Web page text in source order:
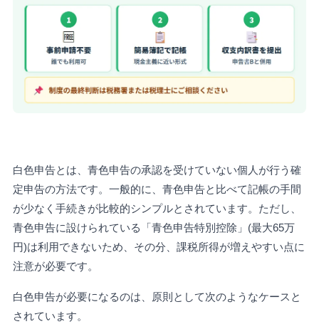
白色申告とは、青色申告の承認を受けていない個人が行う確
定申告の方法です。一般的に、青色申告と比べて記帳の手間
が少なく手続きが比較的シンプルとされています。ただし、
青色申告に設けられている「青色申告特別控除」(最大65万
円)は利用できないため、その分、課税所得が増えやすい点に
注意が必要です。
白色申告が必要になるのは、原則として次のようなケースと
されています。